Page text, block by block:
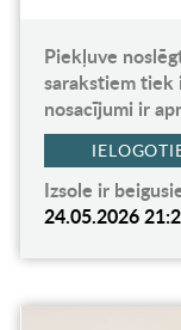
Piekļuve
sarakstiem tiek
nosacījumi ir
Izsole ir
24.05.2026